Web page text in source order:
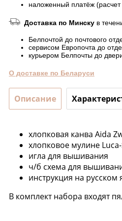
наложенный платёж
Доставка по Минску в
Белпочтой до почтового
сервисом Европочта до
курьером Белпочты до
О доставке по Беларуси
Описание
хлопковая канва Aida
хлопковое мулине Luca-
игла для вышивания
ч/б схема для
инструкция на русском
В комплект набора входят